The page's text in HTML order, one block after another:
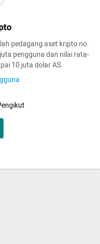
pedagang aset kripto no.
pengguna dan nilai rata-
10 juta dolar AS.